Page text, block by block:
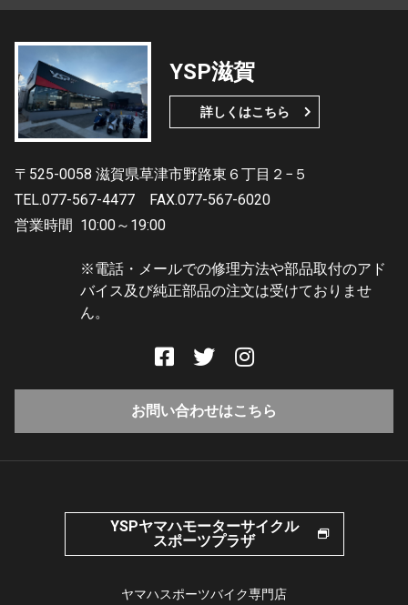
YSP滋賀
詳しくはこちら
〒525-0058 滋賀県草津市野路東６丁目２−５
TEL.077-567-4477
FAX.077-567-6020
営業時間 10:00～19:00
※電話・メールでの修理方法や部品取付のアド
バイス及び純正部品の注文は受けておりませ
ん。
お問い合わせはこちら
YSPヤマハモーターサイクル
スポーツプラザ
ヤマハスポーツバイク専門店